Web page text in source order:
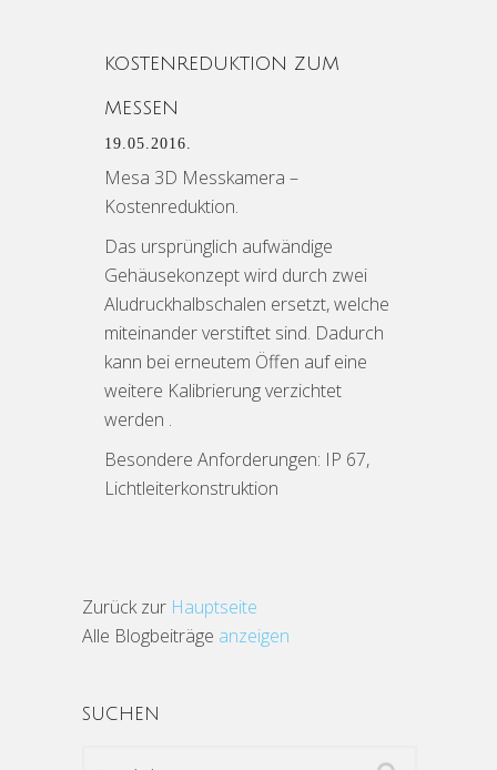
KOSTENREDUKTION ZUM
MESSEN
19.05.2016.
Mesa 3D Messkamera –
Kostenreduktion.
Das ursprünglich aufwändige
Gehäusekonzept wird durch zwei
Aludruckhalbschalen ersetzt, welche
miteinander verstiftet sind. Dadurch
kann bei erneutem Öffen auf eine
weitere Kalibrierung verzichtet
werden .
Besondere Anforderungen: IP 67,
Lichtleiterkonstruktion
Zurück zur Hauptseite
Alle Blogbeiträge anzeigen
SUCHEN